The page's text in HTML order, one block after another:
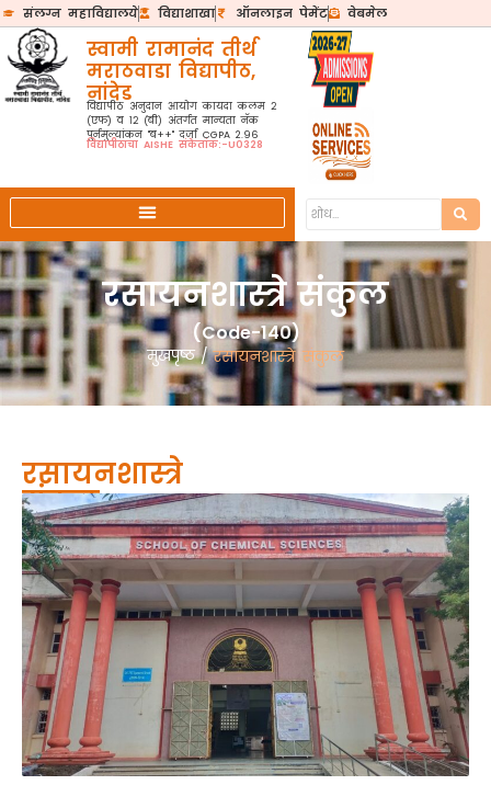
संलग्न महाविद्यालये विद्याशाखा ऑनलाइन पेमेंट वेबमेल
स्वामी रामानंद तीर्थ
मराठवाडा विद्यापीठ,
नांदेड
विद्यापीठ अनुदान आयोग कायदा कलम २
(एफ) व १२ (बी) अंतर्गत मान्यता नॅक
पुर्नमुल्यांकन "ब++" दर्जा CGPA 2.96
विद्यापीठाचा AISHE संकेतांक:-U0328
रसायनशास्त्रे संकुल
(Code-140)
मुखपृष्ठ / रसायनशास्त्रे संकुल
रसायनशास्त्रे
संकुल